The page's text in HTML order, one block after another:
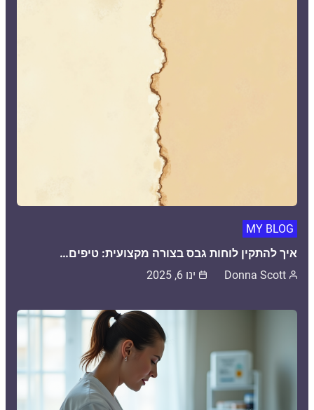
MY BLOG
איך להתקין לוחות גבס בצורה מקצועית: טיפים…
Donna Scott ינו 6, 2025